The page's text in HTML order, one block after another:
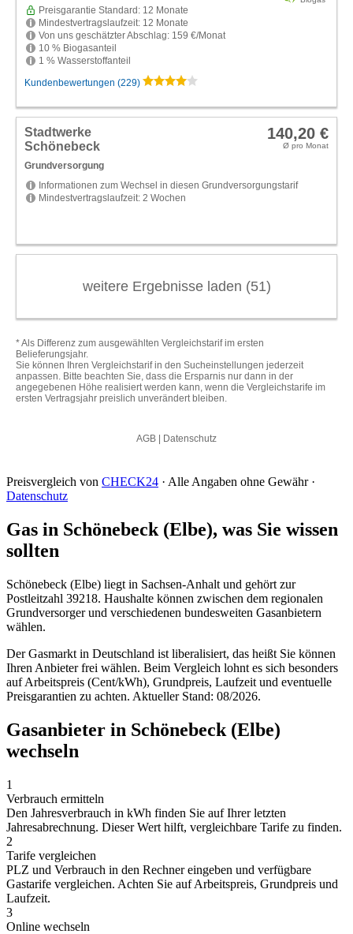
Preisvergleich von CHECK24 · Alle Angaben ohne Gewähr ·
Datenschutz
Gas in Schönebeck (Elbe), was Sie wissen
sollten
Schönebeck (Elbe) liegt in Sachsen-Anhalt und gehört zur
Postleitzahl 39218. Haushalte können zwischen dem regionalen
Grundversorger und verschiedenen bundesweiten Gasanbietern
wählen.
Der Gasmarkt in Deutschland ist liberalisiert, das heißt Sie können
Ihren Anbieter frei wählen. Beim Vergleich lohnt es sich besonders
auf Arbeitspreis (Cent/kWh), Grundpreis, Laufzeit und eventuelle
Preisgarantien zu achten. Aktueller Stand: 08/2026.
Gasanbieter in Schönebeck (Elbe)
wechseln
1
Verbrauch ermitteln
Den Jahresverbrauch in kWh finden Sie auf Ihrer letzten
Jahresabrechnung. Dieser Wert hilft, vergleichbare Tarife zu finden.
2
Tarife vergleichen
PLZ und Verbrauch in den Rechner eingeben und verfügbare
Gastarife vergleichen. Achten Sie auf Arbeitspreis, Grundpreis und
Laufzeit.
3
Online wechseln